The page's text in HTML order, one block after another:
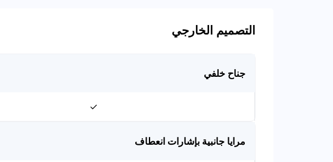
التصميم الخارجي
جناح خلفي
✓
مرايا جانبية بإشارات انعطاف